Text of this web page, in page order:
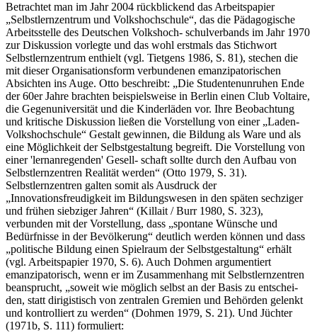
Betrachtet man im Jahr 2004 rückblickend das Arbeitspapier
„Selbstlernzentrum und Volkshochschule“, das die Pädagogische
Arbeitsstelle des Deutschen Volkshoch- schulverbands im Jahr 1970
zur Diskussion vorlegte und das wohl erstmals das Stichwort
Selbstlernzentrum enthielt (vgl. Tietgens 1986, S. 81), stechen die
mit dieser Organisationsform verbundenen emanzipatorischen
Absichten ins Auge. Otto beschreibt: „Die Studentenunruhen Ende
der 60er Jahre brachten beispielsweise in Berlin einen Club Voltaire,
die Gegenuniversität und die Kinderläden vor. Ihre Beobachtung
und kritische Diskussion ließen die Vorstellung von einer „Laden-
Volkshochschule“ Gestalt gewinnen, die Bildung als Ware und als
eine Möglichkeit der Selbstgestaltung begreift. Die Vorstellung von
einer 'lernanregenden' Gesell- schaft sollte durch den Aufbau von
Selbstlernzentren Realität werden“ (Otto 1979, S. 31).
Selbstlernzentren galten somit als Ausdruck der
„Innovationsfreudigkeit im Bildungswesen in den späten sechziger
und frühen siebziger Jahren“ (Killait / Burr 1980, S. 323),
verbunden mit der Vorstellung, dass „spontane Wünsche und
Bedürfnisse in der Bevölkerung“ deutlich werden können und dass
„politische Bildung einen Spielraum der Selbstgestaltung“ erhält
(vgl. Arbeitspapier 1970, S. 6). Auch Dohmen argumentiert
emanzipatorisch, wenn er im Zusammenhang mit Selbstlernzentren
beansprucht, „soweit wie möglich selbst an der Basis zu entschei-
den, statt dirigistisch von zentralen Gremien und Behörden gelenkt
und kontrolliert zu werden“ (Dohmen 1979, S. 21). Und Jüchter
(1971b, S. 111) formuliert: